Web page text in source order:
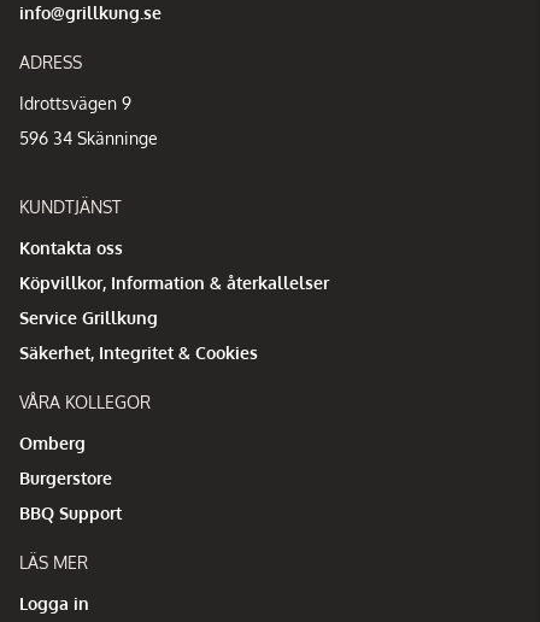
info@grillkung.se
ADRESS
Idrottsvägen 9
596 34 Skänninge
KUNDTJÄNST
Kontakta oss
Köpvillkor, Information & återkallelser
Service Grillkung
Säkerhet, Integritet & Cookies
VÅRA KOLLEGOR
Omberg
Burgerstore
BBQ Support
LÄS MER
Logga in